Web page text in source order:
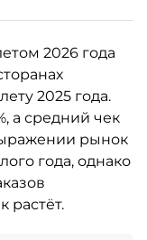
2026 года
2025 года.
а средний чек
рынок
года, однако
растёт.